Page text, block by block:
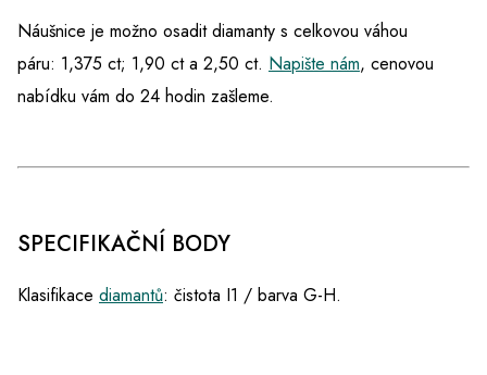
Náušnice je možno osadit diamanty s celkovou váhou
páru: 1,375 ct; 1,90 ct a 2,50 ct. Napište nám, cenovou
nabídku vám do 24 hodin zašleme.
SPECIFIKAČNÍ BODY
Klasifikace diamantů: čistota I1 / barva G-H.